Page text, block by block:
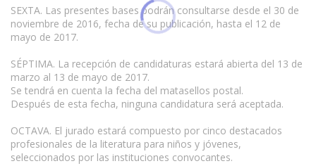
SEXTA. Las presentes bases podrán consultarse desde el 30 de
noviembre de 2016, fecha de su publicación, hasta el 12 de
mayo de 2017.
SÉPTIMA. La recepción de candidaturas estará abierta del 13 de
marzo al 13 de mayo de 2017.
Se tendrá en cuenta la fecha del matasellos postal.
Después de esta fecha, ninguna candidatura será aceptada.
OCTAVA. El jurado estará compuesto por cinco destacados
profesionales de la literatura para niños y jóvenes,
seleccionados por las instituciones convocantes.